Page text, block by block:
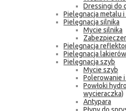
Dressingi do
Pielęgnacja metalu i
Pielęgnacja silnika
Mycie silnika
Pielęgnacja
Pielęgnacja
Pielęgnacja szyb
Mycie szyb
Polerowanie
Powłoki
wycieraczka)
Antypara